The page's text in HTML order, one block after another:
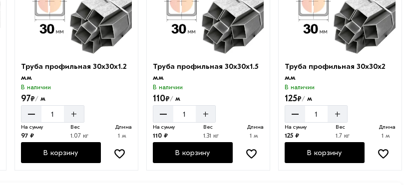
Труба профильная 30х30х1.2
мм
В наличии
97₽/ м
– +
На сумму
97 ₽
Вес
1.07 кг
Длина
1 м
В корзину
Труба профильная 30х30х1.5
мм
В наличии
110₽/м
– +
На сумму
110 ₽
Вес
1.31 кг
Длина
1 м
В корзину
Труба профильная 30х30х2
мм
В наличии
125₽/м
– +
На сумму
125 ₽
Вес
1.7 кг
Длина
1 м
В корзину